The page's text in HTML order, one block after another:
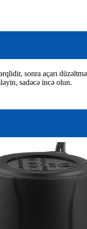
sonra açarı
sadəcə incə olun.